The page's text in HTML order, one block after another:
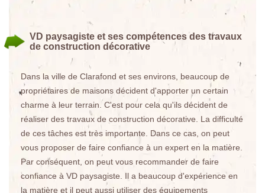
VD paysagiste et ses compétences des travaux
de construction décorative
Dans la ville de Clarafond et ses environs, beaucoup de
propriétaires de maisons décident d'apporter un certain
charme à leur terrain. C'est pour cela qu'ils décident de
réaliser des travaux de construction décorative. La difficulté
de ces tâches est très importante. Dans ce cas, on peut
vous proposer de faire confiance à un expert en la matière.
Par conséquent, on peut vous recommander de faire
confiance à VD paysagiste. Il a beaucoup d'expérience en
la matière et il peut aussi utiliser des équipements